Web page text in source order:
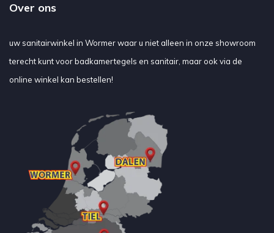
Over ons
uw sanitairwinkel in Wormer waar u niet alleen in onze showroom
terecht kunt voor badkamertegels en sanitair, maar ook via de
online winkel kan bestellen!